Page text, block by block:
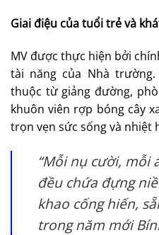
Giai điệu của tuổi trẻ và
MV được thực hiện bởi
tài năng của Nhà
thuộc từ giảng đường,
khuôn viên rợp bóng cây
trọn vẹn sức sống và nhiệt
“Mỗi nụ cười, mỗi
đều chứa đựng
khao cống hiến,
trong năm mới